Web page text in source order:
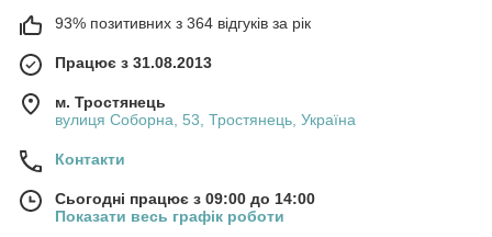
93% позитивних з 364 відгуків за рік
Працює з 31.08.2013
м. Тростянець
вулиця Соборна, 53, Тростянець, Україна
Контакти
Сьогодні працює з 09:00 до 14:00
Показати весь графік роботи